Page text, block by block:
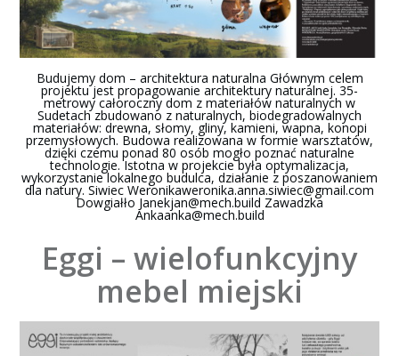
Budujemy dom – architektura naturalna Głównym celem
projektu jest propagowanie architektury naturalnej. 35-
metrowy całoroczny dom z materiałów naturalnych w
Sudetach zbudowano z naturalnych, biodegradowalnych
materiałów: drewna, słomy, gliny, kamieni, wapna, konopi
przemysłowych. Budowa realizowana w formie warsztatów,
dzięki czemu ponad 80 osób mogło poznać naturalne
technologie. Istotna w projekcie była optymalizacja,
wykorzystanie lokalnego budulca, działanie z poszanowaniem
dla natury. Siwiec Weronikaweronika.anna.siwiec@gmail.com
Dowgiałło Janekjan@mech.build Zawadzka
Ankaanka@mech.build
Eggi – wielofunkcyjny
mebel miejski